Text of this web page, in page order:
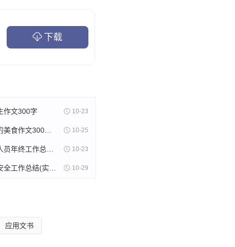
制，在历史的原野上奔
下载
作文300字 10-23
10-25
10-23
10-29
应用文书